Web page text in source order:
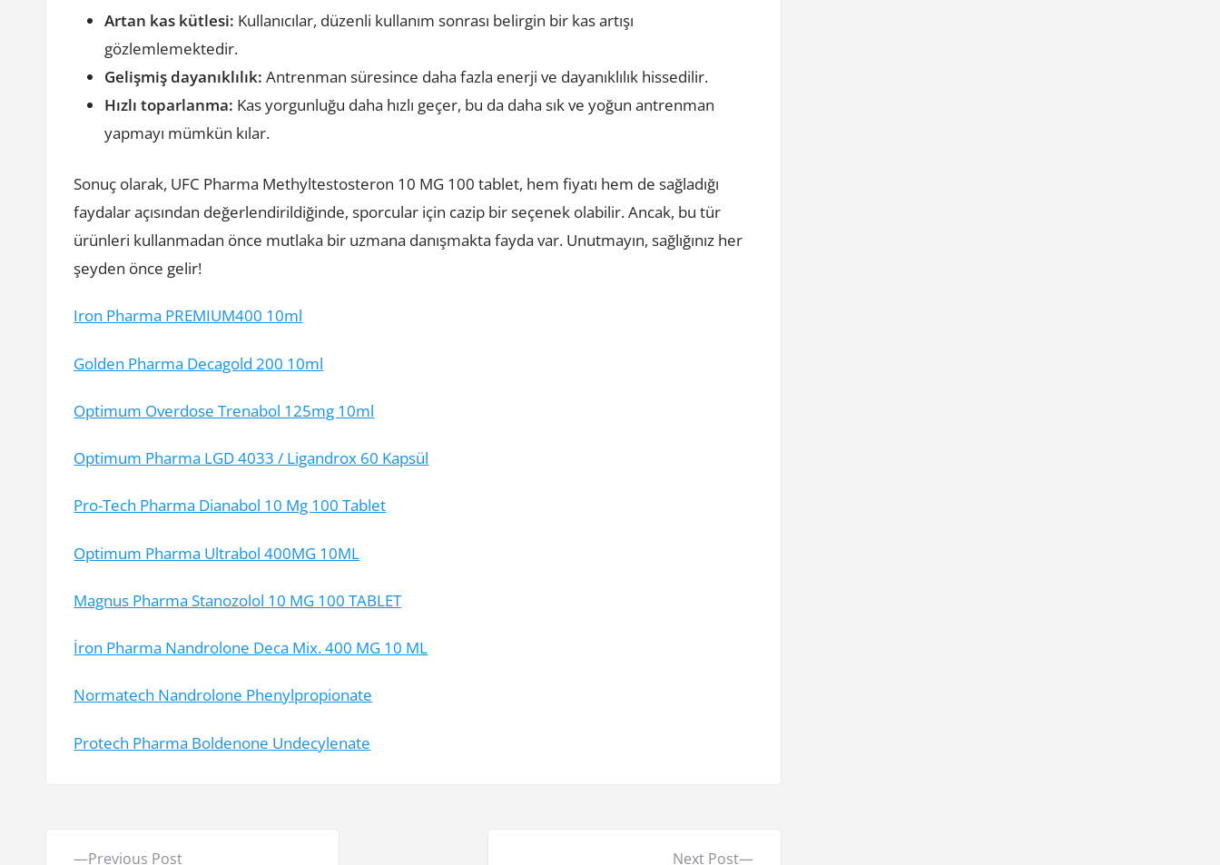
Artan kas kütlesi: Kullanıcılar, düzenli kullanım sonrası belirgin bir kas artışı
gözlemlemektedir.
Gelişmiş dayanıklılık: Antrenman süresince daha fazla enerji ve dayanıklılık hissedilir.
Hızlı toparlanma: Kas yorgunluğu daha hızlı geçer, bu da daha sık ve yoğun antrenman
yapmayı mümkün kılar.
Sonuç olarak, UFC Pharma Methyltestosteron 10 MG 100 tablet, hem fiyatı hem de sağladığı
faydalar açısından değerlendirildiğinde, sporcular için cazip bir seçenek olabilir. Ancak, bu tür
ürünleri kullanmadan önce mutlaka bir uzmana danışmakta fayda var. Unutmayın, sağlığınız her
şeyden önce gelir!
Iron Pharma PREMIUM400 10ml
Golden Pharma Decagold 200 10ml
Optimum Overdose Trenabol 125mg 10ml
Optimum Pharma LGD 4033 / Ligandrox 60 Kapsül
Pro-Tech Pharma Dianabol 10 Mg 100 Tablet
Optimum Pharma Ultrabol 400MG 10ML
Magnus Pharma Stanozolol 10 MG 100 TABLET
İron Pharma Nandrolone Deca Mix. 400 MG 10 ML
Normatech Nandrolone Phenylpropionate
Protech Pharma Boldenone Undecylenate
Previous PostP Next Post N